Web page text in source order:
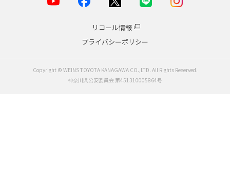
鎌倉・湘南エリア
リコール情報
プライバシーポリシー
Copyright © WEINS TOYOTA KANAGAWA CO.,LTD. All Rights Reserved.
神奈川県公安委員会 第451310005864号